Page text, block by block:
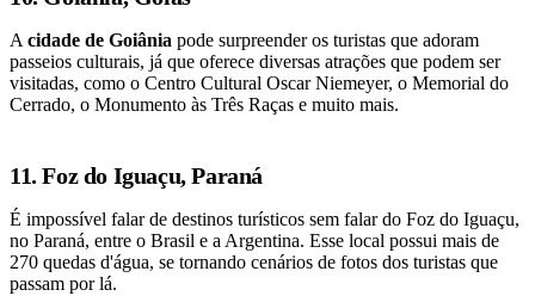
A cidade de Goiânia pode surpreender os turistas que adoram
passeios culturais, já que oferece diversas atrações que podem ser
visitadas, como o Centro Cultural Oscar Niemeyer, o Memorial do
Cerrado, o Monumento às Três Raças e muito mais.
11. Foz do Iguaçu, Paraná
É impossível falar de destinos turísticos sem falar do Foz do Iguaçu,
no Paraná, entre o Brasil e a Argentina. Esse local possui mais de
270 quedas d'água, se tornando cenários de fotos dos turistas que
passam por lá.